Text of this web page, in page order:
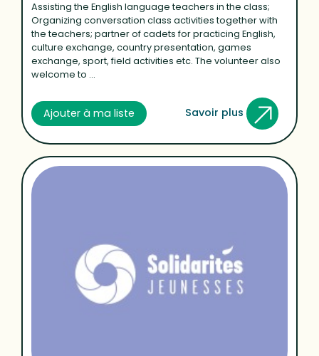
Assisting the English language teachers in the class;
Organizing conversation class activities together with
the teachers; partner of cadets for practicing English,
culture exchange, country presentation, games
exchange, sport, field activities etc. The volunteer also
welcome to ...
Ajouter à ma liste Savoir plus